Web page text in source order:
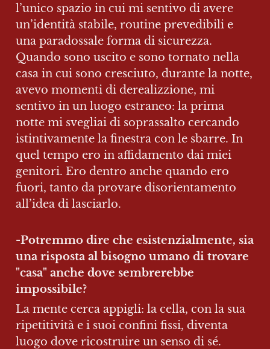
l’unico spazio in cui mi sentivo di avere
un’identità stabile, routine prevedibili e
una paradossale forma di sicurezza.
Quando sono uscito e sono tornato nella
casa in cui sono cresciuto, durante la notte,
avevo momenti di derealizzione, mi
sentivo in un luogo estraneo: la prima
notte mi svegliai di soprassalto cercando
istintivamente la finestra con le sbarre. In
quel tempo ero in affidamento dai miei
genitori. Ero dentro anche quando ero
fuori, tanto da provare disorientamento
all’idea di lasciarlo.
-Potremmo dire che esistenzialmente, sia
una risposta al bisogno umano di trovare
"casa" anche dove sembrerebbe
impossibile?
La mente cerca appigli: la cella, con la sua
ripetitività e i suoi confini fissi, diventa
luogo dove ricostruire un senso di sé.